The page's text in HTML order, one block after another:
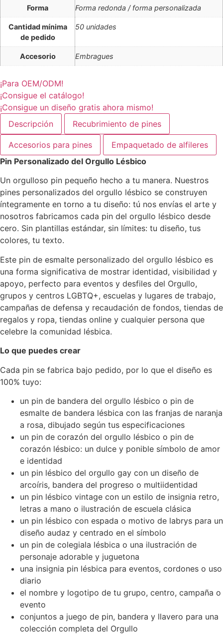
Forma Forma redonda / forma personalizada
Cantidad mínima
de pedido
50 unidades
Accesorio Embragues
¡Para OEM/ODM!
¡Consigue el catálogo!
¡Consigue un diseño gratis ahora mismo!
Descripción
Recubrimiento de pines
Accesorios para pines
Empaquetado de alfileres
Pin Personalizado del Orgullo Lésbico
Un orgulloso pin pequeño hecho a tu manera. Nuestros
pines personalizados del orgullo lésbico se construyen
íntegramente en torno a tu diseño: tú nos envías el arte y
nosotros fabricamos cada pin del orgullo lésbico desde
cero. Sin plantillas estándar, sin límites: tu diseño, tus
colores, tu texto.
Este pin de esmalte personalizado del orgullo lésbico es
una forma significativa de mostrar identidad, visibilidad y
apoyo, perfecto para eventos y desfiles del Orgullo,
grupos y centros LGBTQ+, escuelas y lugares de trabajo,
campañas de defensa y recaudación de fondos, tiendas de
regalos y ropa, tiendas online y cualquier persona que
celebre la comunidad lésbica.
Lo que puedes crear
Cada pin se fabrica bajo pedido, por lo que el diseño es
100% tuyo:
un pin de bandera del orgullo lésbico o pin de
esmalte de bandera lésbica con las franjas de naranja
a rosa, dibujado según tus especificaciones
un pin de corazón del orgullo lésbico o pin de
corazón lésbico: un dulce y ponible símbolo de amor
e identidad
un pin lésbico del orgullo gay con un diseño de
arcoíris, bandera del progreso o multiidentidad
un pin lésbico vintage con un estilo de insignia retro,
letras a mano o ilustración de escuela clásica
un pin lésbico con espada o motivo de labrys para un
diseño audaz y centrado en el símbolo
un pin de colegiala lésbica o una ilustración de
personaje adorable y juguetona
una insignia pin lésbica para eventos, cordones o uso
diario
el nombre y logotipo de tu grupo, centro, campaña o
evento
conjuntos a juego de pin, bandera y llavero para una
colección completa del Orgullo